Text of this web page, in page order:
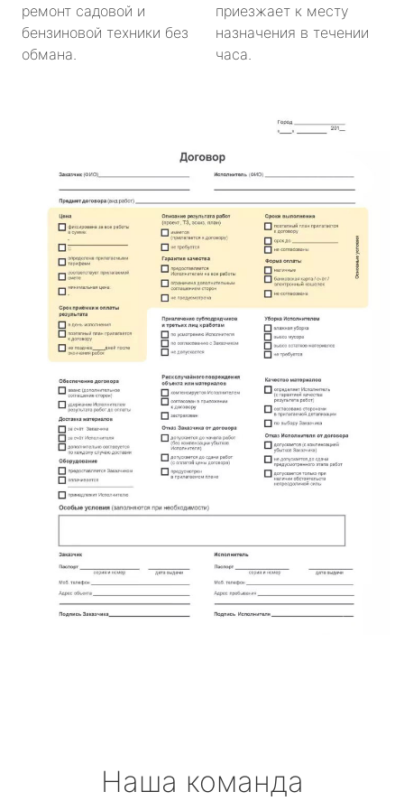
ремонт садовой и
бензиновой техники без
обмана.
приезжает к месту
назначения в течении
часа.
Наша команда